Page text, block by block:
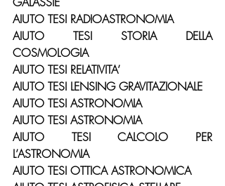
AIUTO TESI RADIOASTRONOMIA
AIUTO TESI STORIA DELLA
COSMOLOGIA
AIUTO TESI RELATIVITA’
AIUTO TESI LENSING GRAVITAZIONALE
AIUTO TESI ASTRONOMIA
AIUTO TESI ASTRONOMIA
AIUTO TESI CALCOLO PER
L’ASTRONOMIA
AIUTO TESI OTTICA ASTRONOMICA